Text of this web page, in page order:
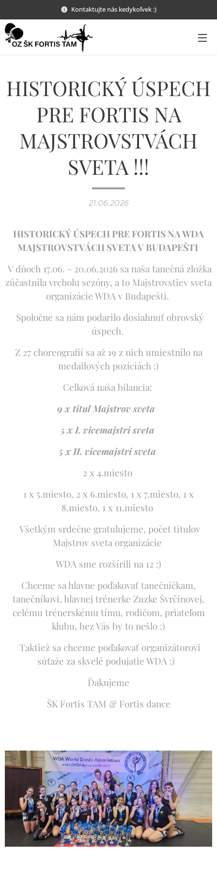
Kontaktujte nás kedykoľvek :)
HISTORICKÝ ÚSPECH
PRE FORTIS NA
MAJSTROVSTVÁCH
SVETA !!!
21.06.2026
HISTORICKÝ ÚSPECH PRE FORTIS NA WDA
MAJSTROVSTVÁCH SVETA V BUDAPEŠTI
V dňoch 17.06. - 20.06.2026 sa naša tanečná zložka
zúčastnila vrcholu sezóny, a to Majstrovstiev sveta
organizácie WDA v Budapešti.
Spoločne sa nám podarilo dosiahnuť obrovský
úspech.
Z 27 choreografií sa až 19 z nich umiestnilo na
medailových pozíciách :)
Celková naša bilancia:
9 x titul Majstrov sveta
5 x I. vicemajstri sveta
5 x II. vicemajstri sveta
2 x 4.miesto
1 x 5.miesto, 2 x 6.miesto, 1 x 7.miesto, 1 x
8.miesto, 1 x 11.miesto
Všetkým srdečne gratulujeme, počet titulov
Majstrov sveta organizácie
WDA sme rozšírili na 12 :)
Chceme sa hlavne poďakovať tanečníčkam,
tanečníkovi, hlavnej trénerke Zuzke Švrčinovej,
celému trénerskému tímu, rodičom, priateľom
klubu, bez Vás by to nešlo :)
Taktiež sa chceme poďakovať organizátorovi
súťaže za skvelé podujatie WDA :)
Ďakujeme
ŠK Fortis TAM & Fortis dance